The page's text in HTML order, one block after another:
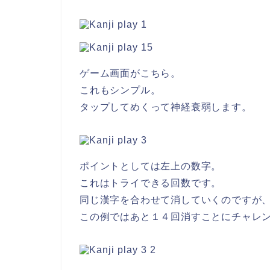
ゲーム画面がこちら。
これもシンプル。
タップしてめくって神経衰弱します。
ポイントとしては左上の数字。
これはトライできる回数です。
同じ漢字を合わせて消していくのですが
この例ではあと１４回消すことにチャレ